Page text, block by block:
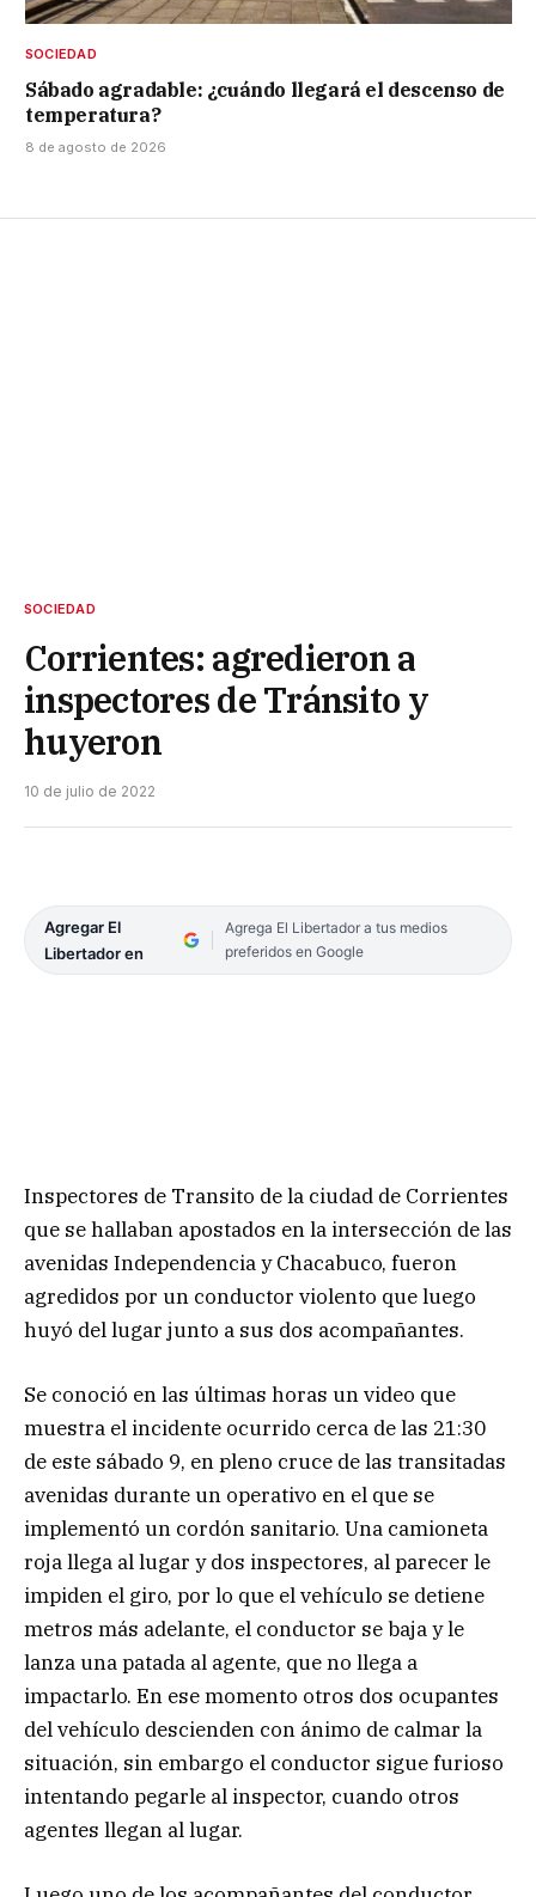
SOCIEDAD
Sábado agradable: ¿cuándo llegará el descenso de
temperatura?
8 de agosto de 2026
SOCIEDAD
Corrientes: agredieron a
inspectores de Tránsito y
huyeron
10 de julio de 2022
Agregar El
Libertador en
Agrega El Libertador a tus medios
preferidos en Google
Inspectores de Transito de la ciudad de Corrientes
que se hallaban apostados en la intersección de las
avenidas Independencia y Chacabuco, fueron
agredidos por un conductor violento que luego
huyó del lugar junto a sus dos acompañantes.
Se conoció en las últimas horas un video que
muestra el incidente ocurrido cerca de las 21:30
de este sábado 9, en pleno cruce de las transitadas
avenidas durante un operativo en el que se
implementó un cordón sanitario. Una camioneta
roja llega al lugar y dos inspectores, al parecer le
impiden el giro, por lo que el vehículo se detiene
metros más adelante, el conductor se baja y le
lanza una patada al agente, que no llega a
impactarlo. En ese momento otros dos ocupantes
del vehículo descienden con ánimo de calmar la
situación, sin embargo el conductor sigue furioso
intentando pegarle al inspector, cuando otros
agentes llegan al lugar.